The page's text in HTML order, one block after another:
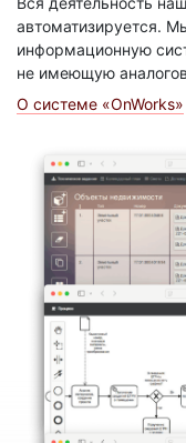
автоматизируется.
информационную
не имеющую
О системе «OnWorks»